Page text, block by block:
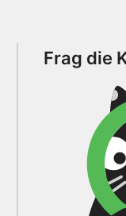
Frag die